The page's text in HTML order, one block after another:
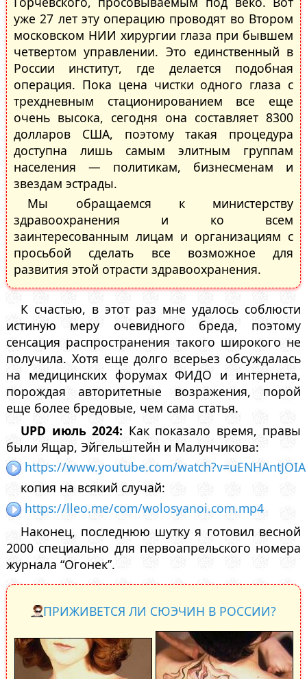
уже 27 лет эту операцию проводят во Втором
московском НИИ хирургии глаза при бывшем
четвертом управлении. Это единственный в
России институт, где делается подобная
операция. Пока цена чистки одного глаза с
трехдневным стационированием все еще
очень высока, сегодня она составляет 8300
долларов США, поэтому такая процедура
доступна лишь самым элитным группам
населения — политикам, бизнесменам и
звездам эстрады.
Мы обращаемся к министерству
здравоохранения и ко всем
заинтересованным лицам и организациям с
просьбой сделать все возможное для
развития этой отрасти здравоохранения.
К счастью, в этот раз мне удалось соблюсти
истиную меру очевидного бреда, поэтому
сенсация распространения такого широкого не
получила. Хотя еще долго всерьез обсуждалась
на медицинских форумах ФИДО и интернета,
порождая авторитетные возражения, порой
еще более бредовые, чем сама статья.
UPD июль 2024: Как показало время, правы
были Ящар, Эйгельштейн и Малунчикова:
https://www.youtube.com/watch?v=uENHAntJOIA
копия на всякий случай:
https://lleo.me/com/wolosyanoi.com.mp4
Наконец, последнюю шутку я готовил весной
2000 специально для первоапрельского номера
журнала “Огонек”.
ПРИЖИВЕТСЯ ЛИ СЮЭЧИН В РОССИИ?